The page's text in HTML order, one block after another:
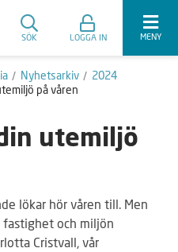
SÖK LOGGA IN MENY
Nyhetsarkiv
2024
på våren
utemiljö
lökar hör våren till. Men
och miljön
Cristvall, vår